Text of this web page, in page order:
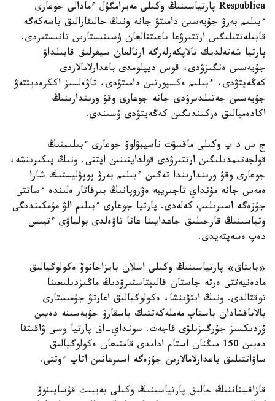
Respublica پارتياسىنىڭ وكىلى مەيرامگۇل ءمادالى جوعارى
ءبىلىم بەرۋ جۇيەسىن دامىتۋ جانە ونىڭ حالىقارالىق باسەكەگە
قابىلەتتىلىگىن ارتتىرۋعا باعىتتالعان ۇسىنىستارىن تانىستىردى.
پارتيا شەتەلدىك تالاپكەرلەرگە ارنالعان سيفرلىق قابىلداۋ
جۇيەسىن ەنگىزۋدى، قوس ديپلومدى باعدارلامالاردى
كەڭەيتۋدى، ءبىلىم ەكسپورتىن دامىتۋدى، تاۋەلسىز اككرەديتتەۋ
جۇيەسىن جەتىلدىرۋدى جانە جوعارى وقۋ ورىندارىنىڭ
اكادەميالىق ەركىندىگىن كەڭەيتۋدى ۇسىندى.
ج س د پ وكىلى ماقسۋت ناسيبۋلوۆ جوعارى ءبىلىمنىڭ
قولجەتىمدىلىگىن ارتتىرۋدى قولدايتىنىن ايتتى. ونىڭ پىكىرىنشە،
جوعارى وقۋ ورىندارىندا تەگىن ءبىلىم بەرۋ پوپۋليستىك شارا
ەمەس جانە مۇنداي تاجىريبە ەۋروپانىڭ بىرقاتار ەلىندە ءساتتى
جۇزەگە اسىرىلىپ كەلەدى. پارتيا جوعارى ءبىلىم الۋ مۇمكىندىگى
وتباسىنىڭ قارجىلىق جاعدايىنا عانا تاۋەلدى بولماۋى ءتيىس
دەپ ەسەپتەيدى.
«بايتاق» پارتياسىنىڭ وكىلى اسلان بايزاحانوۆ ەكولوگيالىق
مادەنيەتتى ەرتە جاستان قالىپتاستىرۋدىڭ ماڭىزدىلىعىنا
توقتالدى. ونىڭ ايتۋىنشا، ەكولوگيالىق اعارتۋ جۇمىستارى
بالاباقشادان باستاپ مەملەكەتتىك باسقارۋ جۇيەسىنە دەيىن
ۇزدىكسىز جۇرگىزىلۋى قاجەت. سونداي-اق پارتيا وسى ۋاقىتقا
دەيىن 150 مىڭنان استام ادامدى قامتىعان ەكولوگيالىق
ساۋاتتىلىق باعدارلامالارىن جۇزەگە اسىرعانىن اتاپ ءوتتى.
قازاقستاننىڭ حالىق پارتياسىنىڭ وكىلى بەيبىت قۇسايىنوۆ